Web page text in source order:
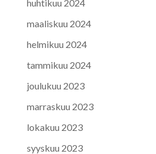
huhtikuu 2024
maaliskuu 2024
helmikuu 2024
tammikuu 2024
joulukuu 2023
marraskuu 2023
lokakuu 2023
syyskuu 2023